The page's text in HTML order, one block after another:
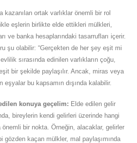
kazanılan ortak varlıklar önemli bir rol
eşlerin birlikte elde ettikleri mülkleri,
ve banka hesaplarındaki tasarrufları içerir.
şu olabilir: “Gerçekten de her şey eşit mi
sırasında edinilen varlıkların çoğu,
bir şekilde paylaşılır. Ancak, miras veya
eşyalar bu kapsamın dışında kalabilir.
konuya geçelim: Elde edilen gelir
bireylerin kendi gelirleri üzerinde hangi
önemli bir nokta. Örneğin, alacaklar, gelirler
gözden kaçan mülkler, mal paylaşımında